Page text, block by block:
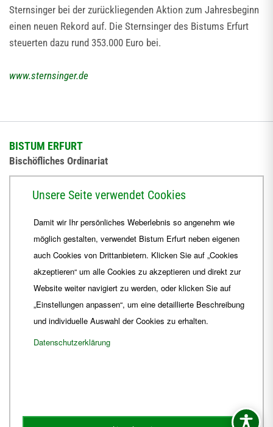
Sternsinger bei der zurückliegenden Aktion zum Jahresbeginn
einen neuen Rekord auf. Die Sternsinger des Bistums Erfurt
steuerten dazu rund 353.000 Euro bei.
www.sternsinger.de
BISTUM ERFURT
Bischöfliches Ordinariat
+49 361 6572-444
ordinariat Bistum-Erfurt.de
Unsere Seite verwendet Cookies
Damit wir Ihr persönliches Weberlebnis so angenehm wie
möglich gestalten, verwendet Bistum Erfurt neben eigenen
auch Cookies von Drittanbietern. Klicken Sie auf „Cookies
akzeptieren“ um alle Cookies zu akzeptieren und direkt zur
Website weiter navigiert zu werden, oder klicken Sie auf
„Einstellungen anpassen“, um eine detaillierte Beschreibung
und individuelle Auswahl der Cookies zu erhalten.
Datenschutzerklärung